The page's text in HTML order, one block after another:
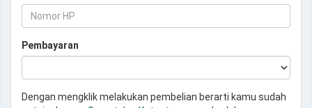
Pembayaran
Dengan mengklik melakukan pembelian berarti kamu sudah